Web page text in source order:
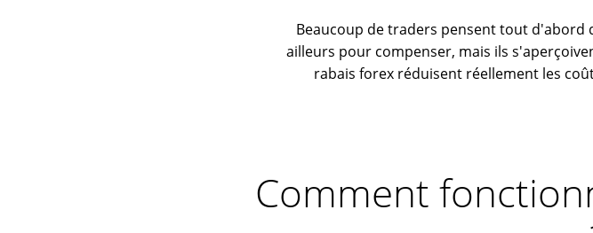
Beaucoup de traders pensent tout
ailleurs pour compenser, mais ils
rabais forex réduisent réellement les
Comment